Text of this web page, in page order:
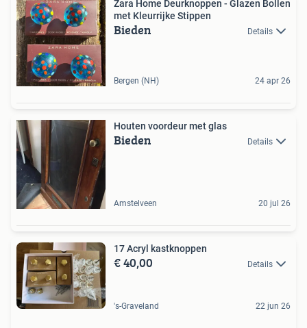
Zara Home Deurknoppen - Glazen Bollen
met Kleurrijke Stippen
Bieden Details
Bergen (NH) 24 apr 26
Houten voordeur met glas
Bieden Details
Amstelveen 20 jul 26
17 Acryl kastknoppen
€ 40,00 Details
's-Graveland 22 jun 26